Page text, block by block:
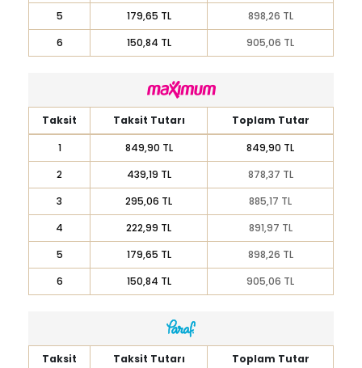
5
179,65 TL
898,26 TL
6
150,84 TL 905,06 TL
Taksit Taksit Tutarı
Toplam Tutar
1
849,90 TL
849,90 TL
2
439,19 TL
878,37 TL
3
295,06 TL
885,17 TL
4
222,99 TL
891,97 TL
5
179,65 TL
898,26 TL
6
150,84 TL 905,06 TL
Taksit Taksit Tutarı
Toplam Tutar